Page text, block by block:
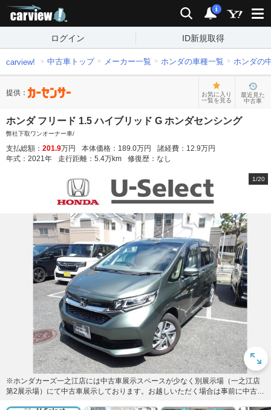
検索 通知
i
ログイン ID新規取得
carview! 中古車トップ メーカー一覧 ホンダの車種一覧 ホンダの
提供：
お気に入り
一覧を見る
最近見た
中古車
ホンダ フリード 1.5 ハイブリッド G ホンダセンシング
弊社下取ワンオーナー車/
支払総額： 201.9万円 本体価格： 189.0万円 諸経費： 12.9万円
年式： 2021年 走行距離： 5.4万km 修復歴： なし
1/20
※ホンダカーズ一之江店には中古車展示スペースが少なく別展示場（一之江店
第2展示場）にて中古車展示しております。お越しいただく場合は事前に中古車